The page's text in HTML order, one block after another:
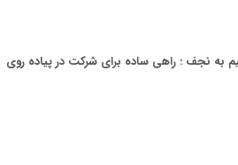
به نجف : راهی ساده برای شرکت در پیاده روی